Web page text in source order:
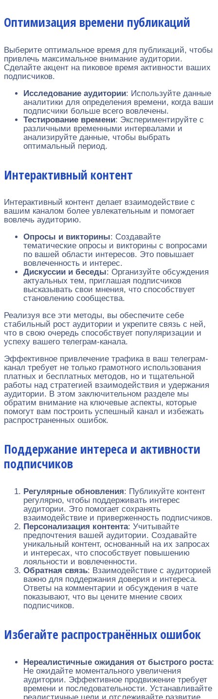
Оптимизация времени публикаций
Выберите оптимальное время для публикаций, чтобы
привлечь максимальное внимание аудитории.
Сделайте акцент на пиковое время активности ваших
подписчиков.
Исследование аудитории: Используйте данные
аналитики для определения времени, когда ваши
подписчики больше всего вовлечены.
Тестирование времени: Экспериментируйте с
различными временными интервалами и
анализируйте данные, чтобы выбрать
оптимальный период.
Интерактивный контент
Интерактивный контент делает взаимодействие с
вашим каналом более увлекательным и помогает
вовлечь аудиторию.
Опросы и викторины: Создавайте
тематические опросы и викторины с вопросами
по вашей области интересов. Это повышает
вовлеченность и интерес.
Дискуссии и беседы: Организуйте обсуждения
актуальных тем, приглашая подписчиков
высказывать свои мнения, что способствует
становлению сообщества.
Реализуя все эти методы, вы обеспечите себе
стабильный рост аудитории и укрепите связь с ней,
что в свою очередь способствует популяризации и
успеху вашего телеграм-канала.
Эффективное привлечение трафика в ваш телеграм-
канал требует не только грамотного использования
платных и бесплатных методов, но и тщательной
работы над стратегией взаимодействия и удержания
аудитории. В этом заключительном разделе мы
обратим внимание на ключевые аспекты, которые
помогут вам построить успешный канал и избежать
распространенных ошибок.
Поддержание интереса и активности
подписчиков
Регулярные обновления: Публикуйте контент
регулярно, чтобы поддерживать интерес
аудитории. Это помогает сохранять
взаимодействие и приверженность подписчиков.
Персонализация контента: Учитывайте
предпочтения вашей аудитории. Создавайте
уникальный контент, основанный на их запросах
и интересах, что способствует повышению
лояльности и вовлеченности.
Обратная связь: Взаимодействие с аудиторией
важно для поддержания доверия и интереса.
Ответы на комментарии и обсуждения в чате
показывают, что вы цените мнение своих
подписчиков.
Избегайте распространённых ошибок
Нереалистичные ожидания от быстрого роста:
Не ожидайте моментального увеличения
аудитории. Эффективное продвижение требует
времени и последовательности. Устанавливайте